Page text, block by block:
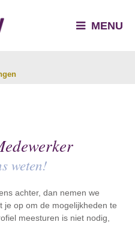
MENU
weten!
achter, dan nemen we
je op om de mogelijkheden te
meesturen is niet nodig,